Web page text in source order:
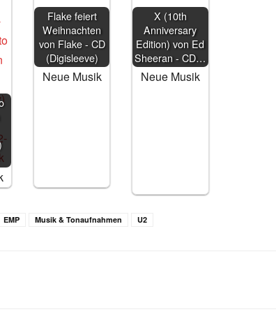
Flake feiert
X (10th
Anniversary
Edition) von Ed
Sheeran - CD…
Neue Musik
EMP Musik & Tonaufnahmen U2